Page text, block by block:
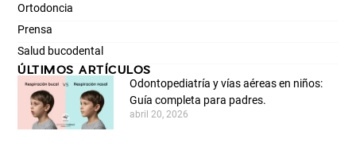
Ortodoncia
Prensa
Salud bucodental
ÚLTIMOS ARTÍCULOS
Odontopediatría y vías aéreas en niños:
Guía completa para padres.
abril 20, 2026